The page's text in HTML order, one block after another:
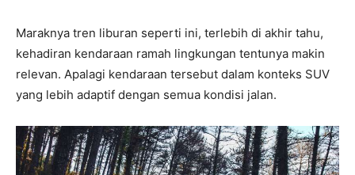
Maraknya tren liburan seperti ini, terlebih di akhir tahu,
kehadiran kendaraan ramah lingkungan tentunya makin
relevan. Apalagi kendaraan tersebut dalam konteks SUV
yang lebih adaptif dengan semua kondisi jalan.